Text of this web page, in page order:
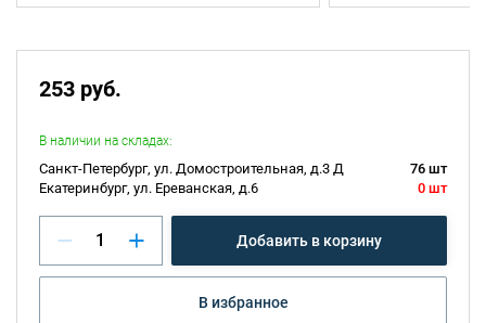
253 руб.
В наличии на складах:
Санкт-Петербург, ул. Домостроительная, д.3 Д
76 шт
Екатеринбург, ул. Ереванская, д.6
0 шт
Добавить в корзину
В избранное